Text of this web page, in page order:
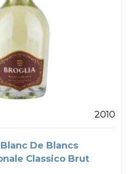
2010
De Blancs
Classico Brut